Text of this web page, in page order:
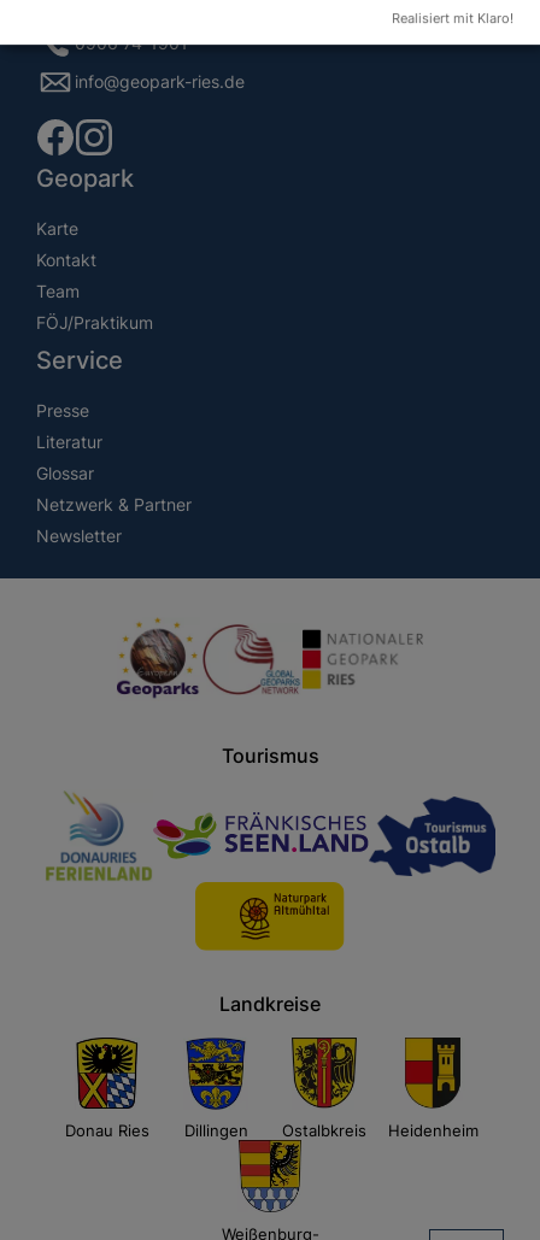
0906 74-1901
info@geopark-ries.de
Geopark
Karte
Kontakt
Team
FÖJ/Praktikum
Service
Presse
Literatur
Glossar
Netzwerk & Partner
Newsletter
Tourismus
Landkreise
Donau Ries Dillingen Ostalbkreis Heidenheim
Weißenburg-
Realisiert mit Klaro!